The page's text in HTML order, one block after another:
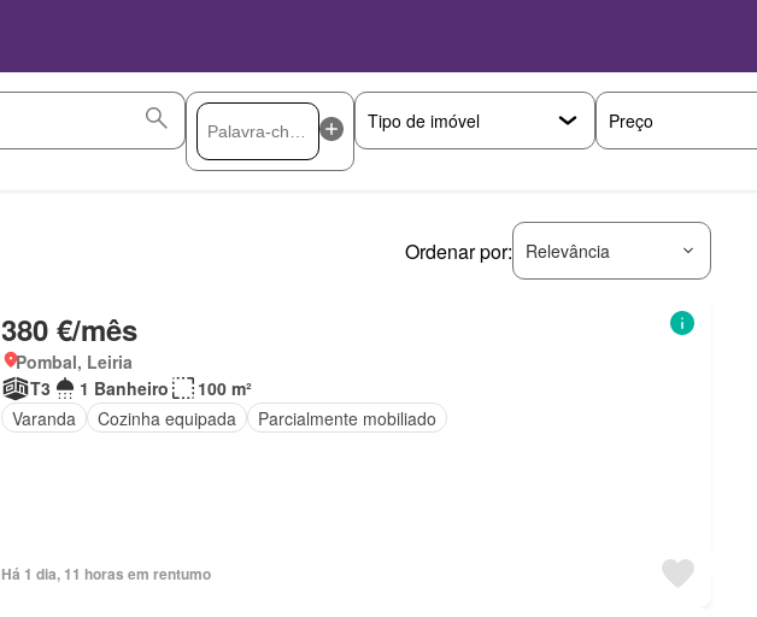
Preço
Ordenar por: Relevância
380 €/mês
Pombal, Leiria
T3
1 Banheiro
100 m²
Varanda
Cozinha equipada Parcialmente mobiliado
Há 1 dia, 11 horas em rentumo